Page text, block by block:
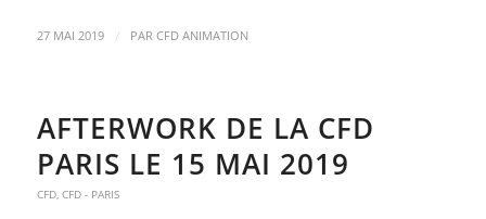
27 MAI 2019 / PAR CFD ANIMATION
AFTERWORK DE LA CFD
PARIS LE 15 MAI 2019
CFD, CFD - PARIS